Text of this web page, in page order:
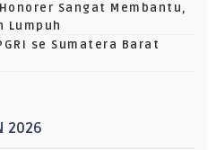
Sangat Membantu,
Lumpuh
se Sumatera Barat
2026